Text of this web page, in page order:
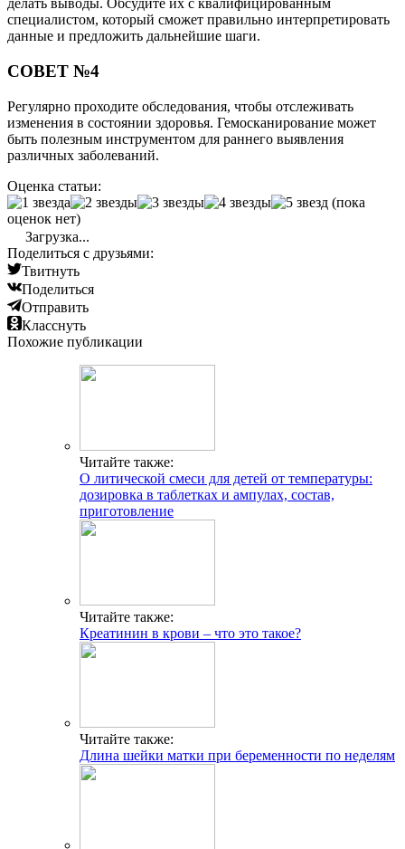
делать выводы. Обсудите их с квалифицированным
специалистом, который сможет правильно интерпретировать
данные и предложить дальнейшие шаги.
СОВЕТ №4
Регулярно проходите обследования, чтобы отслеживать
изменения в состоянии здоровья. Гемосканирование может
быть полезным инструментом для раннего выявления
различных заболеваний.
Оценка статьи:
(пока
оценок нет)
Загрузка...
Поделиться с друзьями:
Твитнуть
Поделиться
Отправить
Класснуть
Похожие публикации
Читайте также:
О литической смеси для детей от температуры:
дозировка в таблетках и ампулах, состав,
приготовление
Читайте также:
Креатинин в крови – что это такое?
Читайте также:
Длина шейки матки при беременности по неделям